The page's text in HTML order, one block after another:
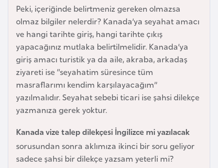
Peki, içeriğinde belirtmeniz gereken olmazsa
olmaz bilgiler nelerdir? Kanada’ya seyahat amacı
ve hangi tarihte giriş, hangi tarihte çıkış
yapacağınız mutlaka belirtilmelidir. Kanada’ya
giriş amacı turistik ya da aile, akraba, arkadaş
ziyareti ise “seyahatim süresince tüm
masraflarımı kendim karşılayacağım”
yazılmalıdır. Seyahat sebebi ticari ise şahsi dilekçe
yazmanıza gerek yoktur.
Kanada vize talep dilekçesi İngilizce mi yazılacak
sorusundan sonra aklımıza ikinci bir soru geliyor
sadece şahsi bir dilekçe yazsam yeterli mi?
n
g
l
a
d
e
ş
B
l
a
r